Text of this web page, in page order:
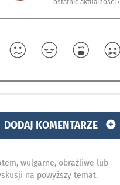
ostatnie aktualności ‹
DODAJ KOMENTARZE
wulgarne, obraźliwe lub
na powyższy temat.